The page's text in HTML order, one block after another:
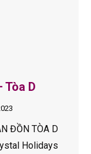
Tòa D
ĐỒN TÒA D
Holidays